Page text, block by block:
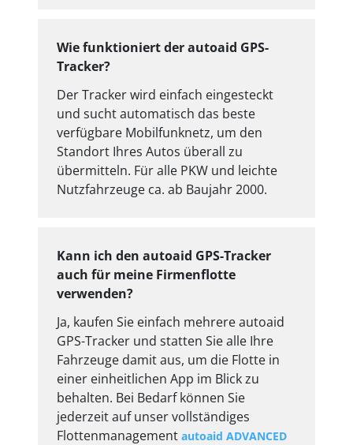
Wie funktioniert der autoaid GPS-
Tracker?
Der Tracker wird einfach eingesteckt
und sucht automatisch das beste
verfügbare Mobilfunknetz, um den
Standort Ihres Autos überall zu
übermitteln. Für alle PKW und leichte
Nutzfahrzeuge ca. ab Baujahr 2000.
Kann ich den autoaid GPS-Tracker
auch für meine Firmenflotte
verwenden?
Ja, kaufen Sie einfach mehrere autoaid
GPS-Tracker und statten Sie alle Ihre
Fahrzeuge damit aus, um die Flotte in
einer einheitlichen App im Blick zu
behalten. Bei Bedarf können Sie
jederzeit auf unser vollständiges
Flottenmanagement autoaid ADVANCED